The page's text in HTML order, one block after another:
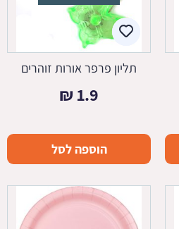
תליון פרפר אורות זוהרים
1.9
₪
הוספה לסל